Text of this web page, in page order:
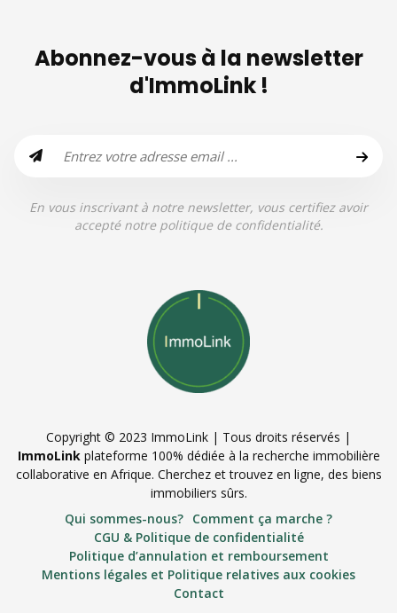
Abonnez-vous à la newsletter
d'ImmoLink !
En vous inscrivant à notre newsletter, vous certifiez avoir
accepté notre politique de confidentialité.
Copyright © 2023 ImmoLink | Tous droits réservés |
ImmoLinkplateforme 100% dédiée à la recherche immobilière
collaborative en Afrique. Cherchez et trouvez en ligne, des biens
immobiliers sûrs.
Qui sommes-nous? Comment ça marche ?
CGU & Politique de confidentialité
Politique d’annulation et remboursement
Mentions légales et Politique relatives aux cookies
Contact